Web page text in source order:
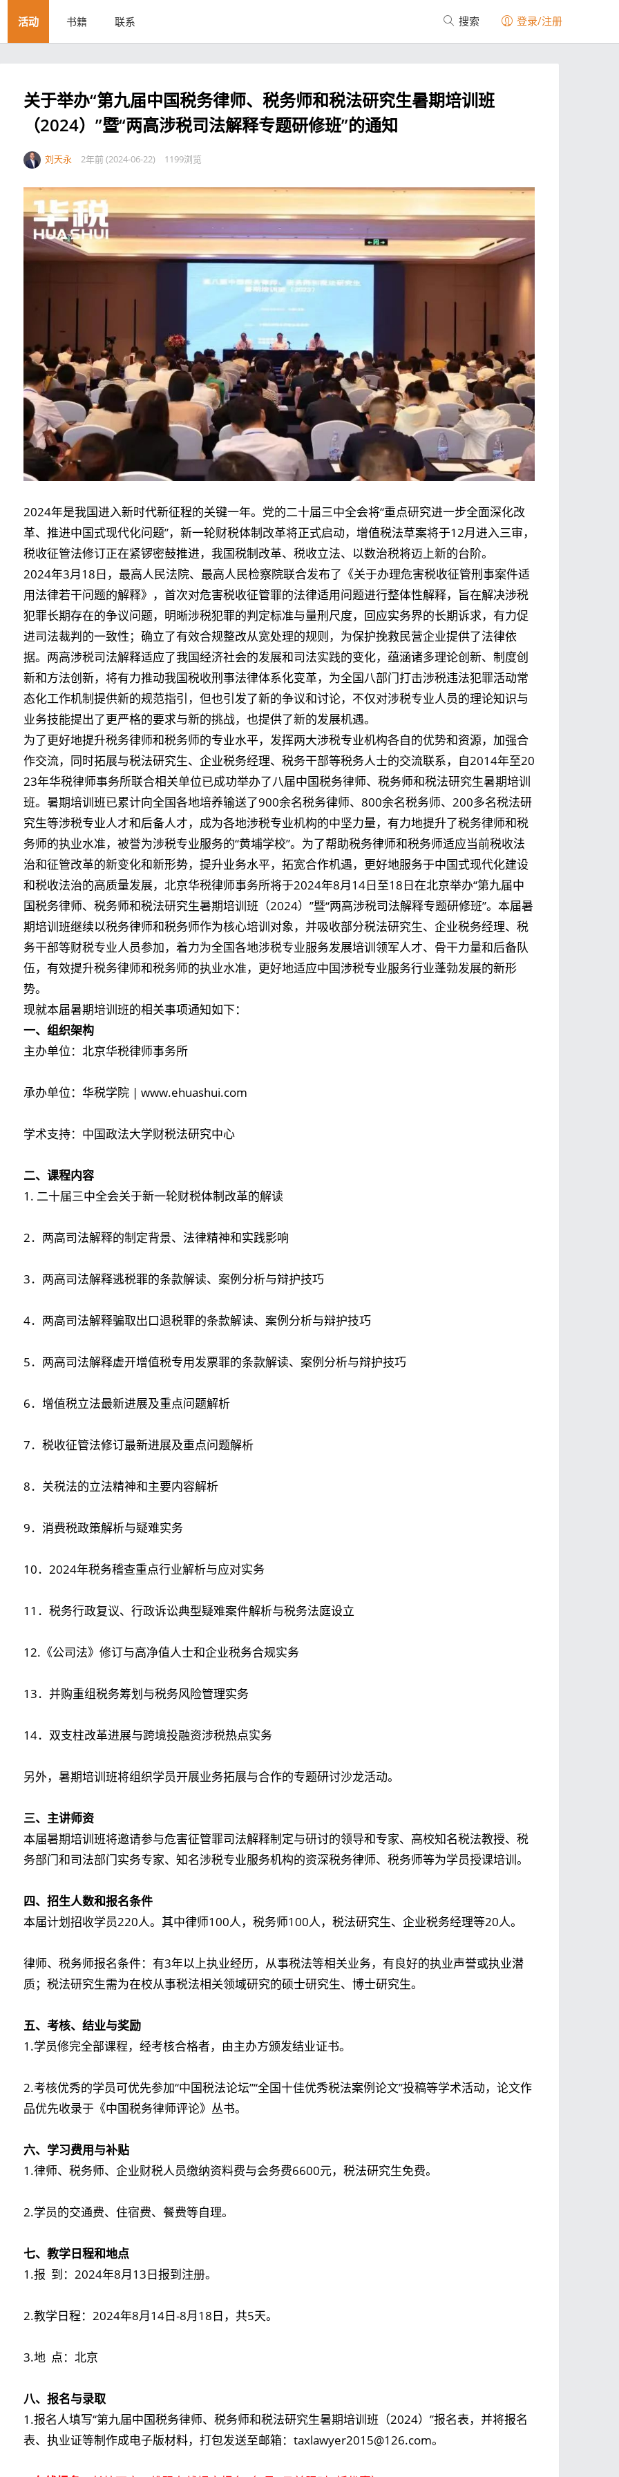
活动 书籍 联系 搜索 登录/注册
关于举办“第九届中国税务律师、税务师和税法研究生暑期培训班
（2024）”暨“两高涉税司法解释专题研修班”的通知
刘天永 2年前 (2024-06-22) 1199浏览
2024年是我国进入新时代新征程的关键一年。党的二十届三中全会将“重点研究进一步全面深化改
革、推进中国式现代化问题”，新一轮财税体制改革将正式启动，增值税法草案将于12月进入三审，
税收征管法修订正在紧锣密鼓推进，我国税制改革、税收立法、以数治税将迈上新的台阶。
2024年3月18日，最高人民法院、最高人民检察院联合发布了《关于办理危害税收征管刑事案件适
用法律若干问题的解释》，首次对危害税收征管罪的法律适用问题进行整体性解释，旨在解决涉税
犯罪长期存在的争议问题，明晰涉税犯罪的判定标准与量刑尺度，回应实务界的长期诉求，有力促
进司法裁判的一致性；确立了有效合规整改从宽处理的规则，为保护挽救民营企业提供了法律依
据。两高涉税司法解释适应了我国经济社会的发展和司法实践的变化，蕴涵诸多理论创新、制度创
新和方法创新，将有力推动我国税收刑事法律体系化变革，为全国八部门打击涉税违法犯罪活动常
态化工作机制提供新的规范指引，但也引发了新的争议和讨论，不仅对涉税专业人员的理论知识与
业务技能提出了更严格的要求与新的挑战，也提供了新的发展机遇。
为了更好地提升税务律师和税务师的专业水平，发挥两大涉税专业机构各自的优势和资源，加强合
作交流，同时拓展与税法研究生、企业税务经理、税务干部等税务人士的交流联系，自2014年至20
23年华税律师事务所联合相关单位已成功举办了八届中国税务律师、税务师和税法研究生暑期培训
班。暑期培训班已累计向全国各地培养输送了900余名税务律师、800余名税务师、200多名税法研
究生等涉税专业人才和后备人才，成为各地涉税专业机构的中坚力量，有力地提升了税务律师和税
务师的执业水准，被誉为涉税专业服务的“黄埔学校”。为了帮助税务律师和税务师适应当前税收法
治和征管改革的新变化和新形势，提升业务水平，拓宽合作机遇，更好地服务于中国式现代化建设
和税收法治的高质量发展，北京华税律师事务所将于2024年8月14日至18日在北京举办“第九届中
国税务律师、税务师和税法研究生暑期培训班（2024）”暨“两高涉税司法解释专题研修班”。本届暑
期培训班继续以税务律师和税务师作为核心培训对象，并吸收部分税法研究生、企业税务经理、税
务干部等财税专业人员参加，着力为全国各地涉税专业服务发展培训领军人才、骨干力量和后备队
伍，有效提升税务律师和税务师的执业水准，更好地适应中国涉税专业服务行业蓬勃发展的新形
势。
现就本届暑期培训班的相关事项通知如下：
一、组织架构
主办单位：北京华税律师事务所
承办单位：华税学院 | www.ehuashui.com
学术支持：中国政法大学财税法研究中心
二、课程内容
1. 二十届三中全会关于新一轮财税体制改革的解读
2．两高司法解释的制定背景、法律精神和实践影响
3．两高司法解释逃税罪的条款解读、案例分析与辩护技巧
4．两高司法解释骗取出口退税罪的条款解读、案例分析与辩护技巧
5．两高司法解释虚开增值税专用发票罪的条款解读、案例分析与辩护技巧
6．增值税立法最新进展及重点问题解析
7．税收征管法修订最新进展及重点问题解析
8．关税法的立法精神和主要内容解析
9．消费税政策解析与疑难实务
10．2024年税务稽查重点行业解析与应对实务
11．税务行政复议、行政诉讼典型疑难案件解析与税务法庭设立
12.《公司法》修订与高净值人士和企业税务合规实务
13．并购重组税务筹划与税务风险管理实务
14．双支柱改革进展与跨境投融资涉税热点实务
另外，暑期培训班将组织学员开展业务拓展与合作的专题研讨沙龙活动。
三、主讲师资
本届暑期培训班将邀请参与危害征管罪司法解释制定与研讨的领导和专家、高校知名税法教授、税
务部门和司法部门实务专家、知名涉税专业服务机构的资深税务律师、税务师等为学员授课培训。
四、招生人数和报名条件
本届计划招收学员220人。其中律师100人，税务师100人，税法研究生、企业税务经理等20人。
律师、税务师报名条件：有3年以上执业经历，从事税法等相关业务，有良好的执业声誉或执业潜
质；税法研究生需为在校从事税法相关领域研究的硕士研究生、博士研究生。
五、考核、结业与奖励
1.学员修完全部课程，经考核合格者，由主办方颁发结业证书。
2.考核优秀的学员可优先参加“中国税法论坛”“全国十佳优秀税法案例论文”投稿等学术活动，论文作
品优先收录于《中国税务律师评论》丛书。
六、学习费用与补贴
1.律师、税务师、企业财税人员缴纳资料费与会务费6600元，税法研究生免费。
2.学员的交通费、住宿费、餐费等自理。
七、教学日程和地点
1.报 到：2024年8月13日报到注册。
2.教学日程：2024年8月14日-8月18日，共5天。
3.地 点：北京
八、报名与录取
1.报名人填写“第九届中国税务律师、税务师和税法研究生暑期培训班（2024）”报名表，并将报名
表、执业证等制作成电子版材料，打包发送至邮箱：taxlawyer2015@126.com。